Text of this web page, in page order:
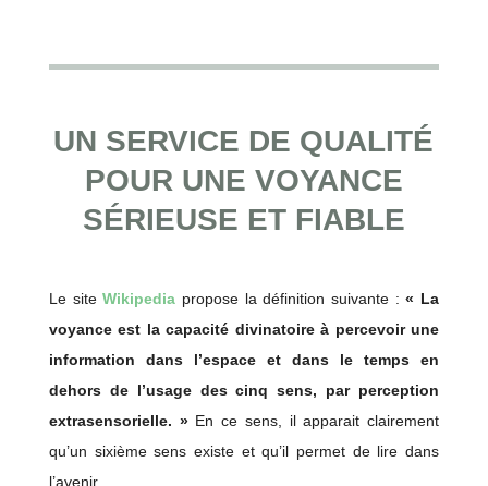
UN SERVICE DE QUALITÉ
POUR UNE VOYANCE
SÉRIEUSE ET FIABLE
Le siteWikipedia propose la définition suivante :« La
voyance est la capacité divinatoire à percevoir une
information dans l’espace et dans le temps en
dehors de l’usage des cinq sens, par perception
extrasensorielle. »En ce sens, il apparait clairement
qu’un sixième sens existe et qu’il permet de lire dans
l’avenir.